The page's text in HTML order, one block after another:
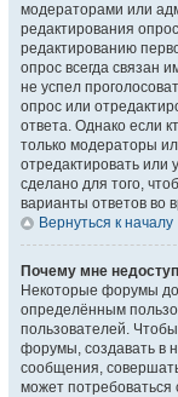
модераторами или
редактирования
редактированию
опрос всегда связан
не успел
опрос или
ответа. Однако если
только модераторы
отредактировать или
сделано для того,
варианты ответов во
Вернуться к началу
Почему мне
Некоторые форумы
определённым
пользователей.
форумы, создавать в
сообщения,
может потребоваться